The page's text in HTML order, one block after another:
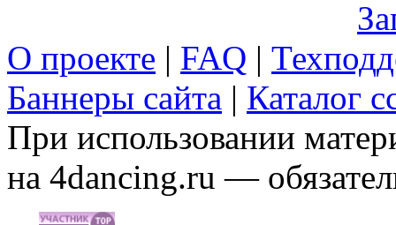
О проекте | FAQ |
Баннеры сайта | Каталог
При использовании
на 4dancing.ru —